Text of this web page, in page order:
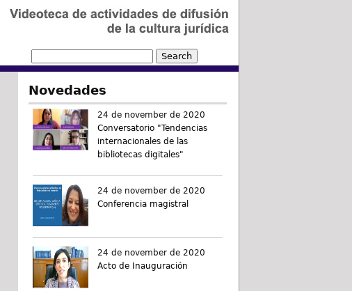
Novedades
24 de november de 2020
Conversatorio "Tendencias
internacionales de las
bibliotecas digitales"
24 de november de 2020
Conferencia magistral
24 de november de 2020
Acto de Inauguración